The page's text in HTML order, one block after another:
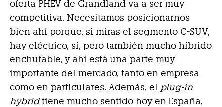
oferta PHEV de Grandland va a ser muy
competitiva. Necesitamos posicionarnos
bien ahí porque, si miras el segmento C-SUV,
hay eléctrico, sí, pero también mucho híbrido
enchufable, y ahí está una parte muy
importante del mercado, tanto en empresa
como en particulares. Además, el plug-in
hybridtiene mucho sentido hoy en España,